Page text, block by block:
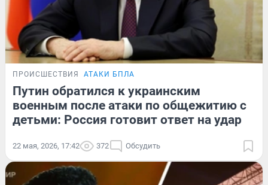
ПРОИСШЕСТВИЯ АТАКИ БПЛА
Путин обратился к украинским
военным после атаки по общежитию с
детьми: Россия готовит ответ на удар
22 мая, 2026, 17:42 372 Обсудить